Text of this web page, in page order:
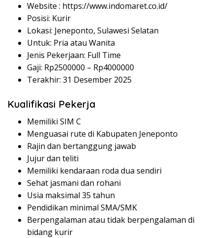
Website : https://www.indomaret.co.id/
Posisi: Kurir
Lokasi: Jeneponto, Sulawesi Selatan
Untuk: Pria atau Wanita
Jenis Pekerjaan: Full Time
Gaji: Rp2500000 – Rp4000000
Terakhir: 31 Desember 2025
Kualifikasi Pekerja
Memiliki SIM C
Menguasai rute di Kabupaten Jeneponto
Rajin dan bertanggung jawab
Jujur dan teliti
Memiliki kendaraan roda dua sendiri
Sehat jasmani dan rohani
Usia maksimal 35 tahun
Pendidikan minimal SMA/SMK
Berpengalaman atau tidak berpengalaman di
bidang kurir